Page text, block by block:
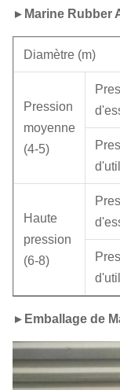
► Marine Rubber
Diamètre (m)
Pression
moyenne
(4-5)
Haute
pression
(6-8)
► Emballage de